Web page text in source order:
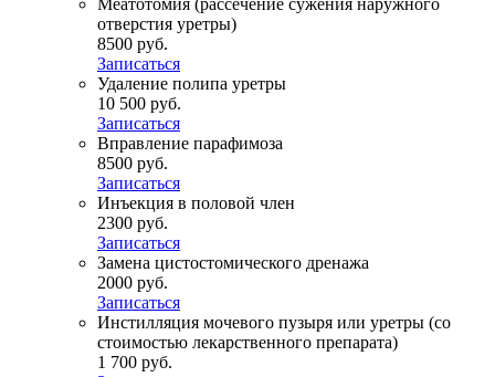
отверстия уретры)
8500 руб.
Записаться
Удаление полипа уретры
10 500 руб.
Записаться
Вправление парафимоза
8500 руб.
Записаться
Инъекция в половой член
2300 руб.
Записаться
Замена цистостомического дренажа
2000 руб.
Записаться
Инстилляция мочевого пузыря или уретры (со
стоимостью лекарственного препарата)
1 700 руб.